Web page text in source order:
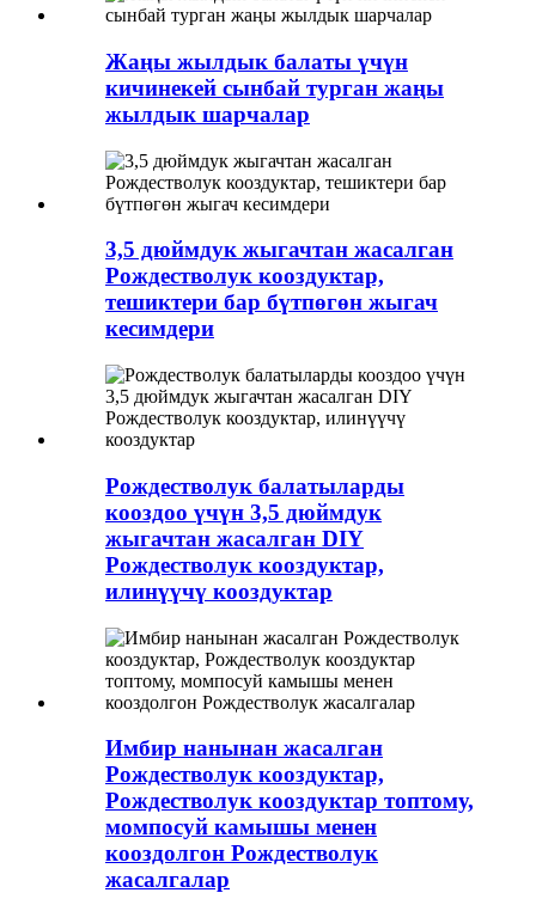
Жаңы жылдык балаты үчүн
кичинекей сынбай турган жаңы
жылдык шарчалар
3,5 дюймдук жыгачтан жасалган
Рождестволук кооздуктар,
тешиктери бар бүтпөгөн жыгач
кесимдери
Рождестволук балатыларды
кооздоо үчүн 3,5 дюймдук
жыгачтан жасалган DIY
Рождестволук кооздуктар,
илинүүчү кооздуктар
Имбир нанынан жасалган
Рождестволук кооздуктар,
Рождестволук кооздуктар топтому,
момпосуй камышы менен
кооздолгон Рождестволук
жасалгалар